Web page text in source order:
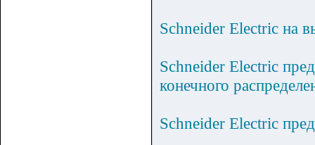
Schneider Electric на
Schneider Electric
конечного
Schneider Electric